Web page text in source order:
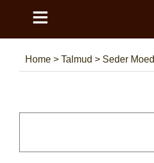
≡
Home > Talmud > Seder Moed